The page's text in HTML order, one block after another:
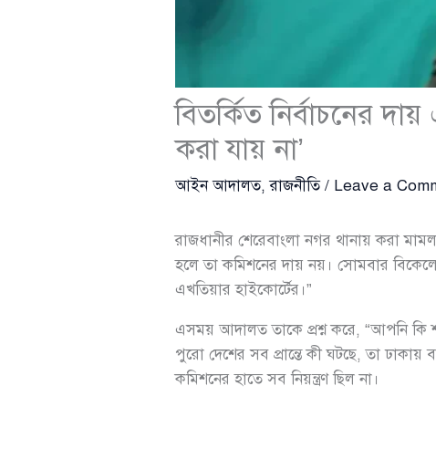
বিতর্কিত নির্বাচনের
করা যায় না’
আইন আদালত,রাজনীতি/ Leave a
রাজধানীর শেরেবাংলা নগর থানায় করা
হলে তা কমিশনের দায় নয়। সোমবার
এখতিয়ার হাইকোর্টের।”
এসময় আদালত তাকে প্রশ্ন করে, “আপনি কি
পুরো দেশের সব প্রান্তে কী ঘটছে, তা ঢাকায়
কমিশনের হাতে সব নিয়ন্ত্রণ ছিল না।